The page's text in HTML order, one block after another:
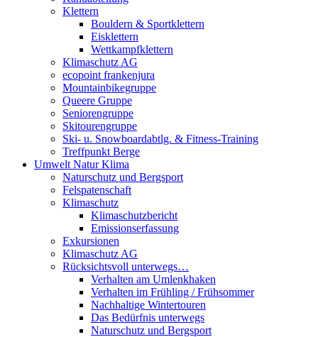
Klettern
Bouldern & Sportklettern
Eisklettern
Wettkampfklettern
Klimaschutz AG
ecopoint frankenjura
Mountainbikegruppe
Queere Gruppe
Seniorengruppe
Skitourengruppe
Ski- u. Snowboardabtlg. & Fitness-Training
Treffpunkt Berge
Umwelt Natur Klima
Naturschutz und Bergsport
Felspatenschaft
Klimaschutz
Klimaschutzbericht
Emissionserfassung
Exkursionen
Klimaschutz AG
Rücksichtsvoll unterwegs…
Verhalten am Umlenkhaken
Verhalten im Frühling / Frühsommer
Nachhaltige Wintertouren
Das Bedürfnis unterwegs
Naturschutz und Bergsport